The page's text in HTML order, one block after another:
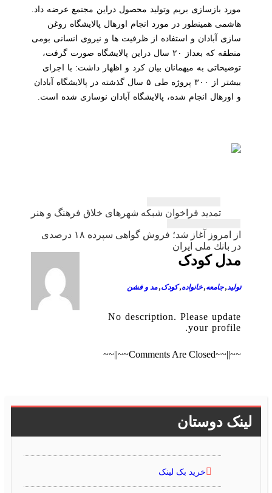
مورد بازسازی بریم وتولید محصول دراین مجتمع عرضه داد.
هاشمی همینطور در مورد انجام اورهال پالایشگاه روغن
سازی آبادان و استفاده از ظرفیت ها و نیروی انسانی بومی
منطقه كه بعداز ۲۰ سال دراین پالایشگاه صورت گرفت،
توضیحاتی به میهمانان بیان كرد و اظهار داشت: با اجرای
بیشتر از ۳۰۰ پروژه طی ۵ سال گذشته در پالایشگاه آبادان
و اورهال انجام شده، پالایشگاه آبادان نوسازی شده است.
تمدید فراخوان شبكه شهرهای خلاق فرهنگ و هنر
از امروز آغاز شد؛ فروش گواهی سپرده ۱۸ درصدی
در بانك ملی ایران
مدل کودک
جامعه,خانواده,کودک,مد و فشن
No description. Please update
your profile.
~~||~~Comments Are Closed~~||~~
لینک دوستان
خرید بک لینک